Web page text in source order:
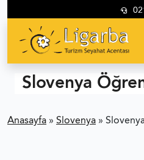
Slovenya
Anasayfa » Slovenya »